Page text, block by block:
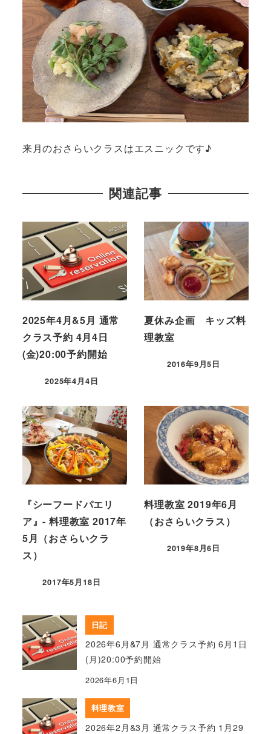
来月のおさらいクラスはエスニックです♪
関連記事
2025年4月&5月 通常
クラス予約 4月4日
(金)20:00予約開始
2025年4月4日
夏休み企画 キッズ料
理教室
2016年9月5日
『シーフードパエリ
ア』- 料理教室 2017年
5月（おさらいクラ
ス）
2017年5月18日
料理教室 2019年6月
（おさらいクラス）
2019年8月6日
日記
2026年6月&7月 通常クラス予約 6月1日
(月)20:00予約開始
2026年6月1日
料理教室
2026年2月&3月 通常クラス予約 1月29